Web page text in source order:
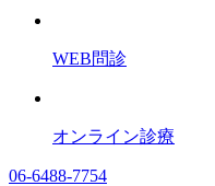
WEB問診
オンライン診療
06-6488-7754